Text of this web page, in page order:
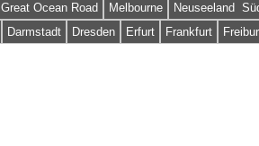
Great Ocean Road Melbourne
Neuseeland
Darmstadt Dresden Erfurt Frankfurt